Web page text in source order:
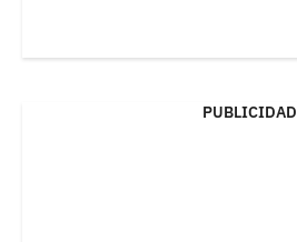
PUBLICIDAD